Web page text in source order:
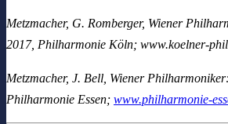
Metzmacher, G. Romberger, Wiener
2017, Philharmonie Köln; www.koelner-
Metzmacher, J. Bell, Wiener Philharmoniker:
Philharmonie Essen; www.philharmonie-